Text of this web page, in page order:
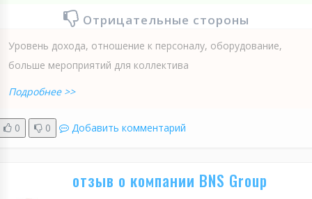
Отрицательные стороны
Уровень дохода, отношение к персоналу, оборудование,
больше мероприятий для коллектива
Подробнее >>
0 0 Добавить комментарий
отзыв о компании BNS Group